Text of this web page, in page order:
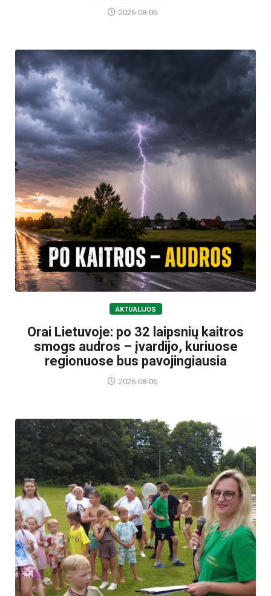
2026-08-06
AKTUALIJOS
Orai Lietuvoje: po 32 laipsnių kaitros
smogs audros – įvardijo, kuriuose
regionuose bus pavojingiausia
2026-08-06